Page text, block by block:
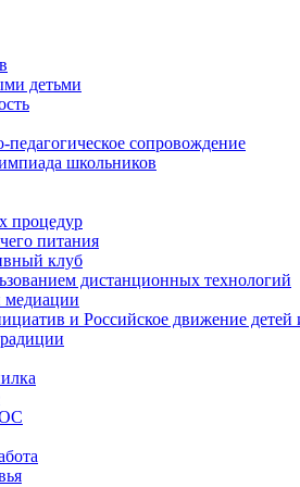
детьми
педагогическое сопровождение
школьников
процедур
питания
клуб
дистанционных технологий
и Российское движение